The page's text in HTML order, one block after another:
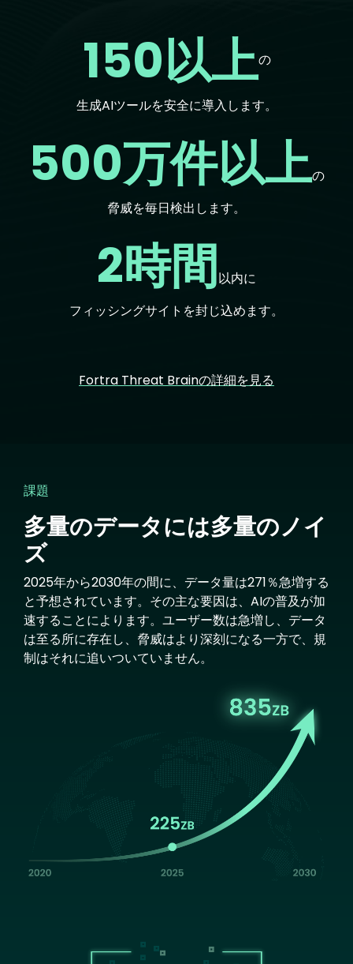
150以上の
生成AIツールを安全に導入します。
500万件以上の
脅威を毎日検出します。
2時間以内に
フィッシングサイトを封じ込めます。
Fortra Threat Brainの詳細を見る
課題
多量のデータには多量のノイ
ズ
2025年から2030年の間に、データ量は271％急増する
と予想されています。その主な要因は、AIの普及が加
速することによります。ユーザー数は急増し、データ
は至る所に存在し、脅威はより深刻になる一方で、規
制はそれに追いついていません。